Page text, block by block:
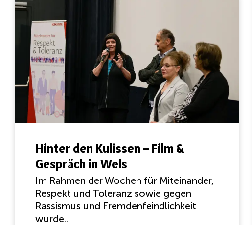
Hinter den Kulissen – Film &
Gespräch in Wels
Im Rahmen der Wochen für Miteinander,
Respekt und Toleranz sowie gegen
Rassismus und Fremdenfeindlichkeit
wurde...